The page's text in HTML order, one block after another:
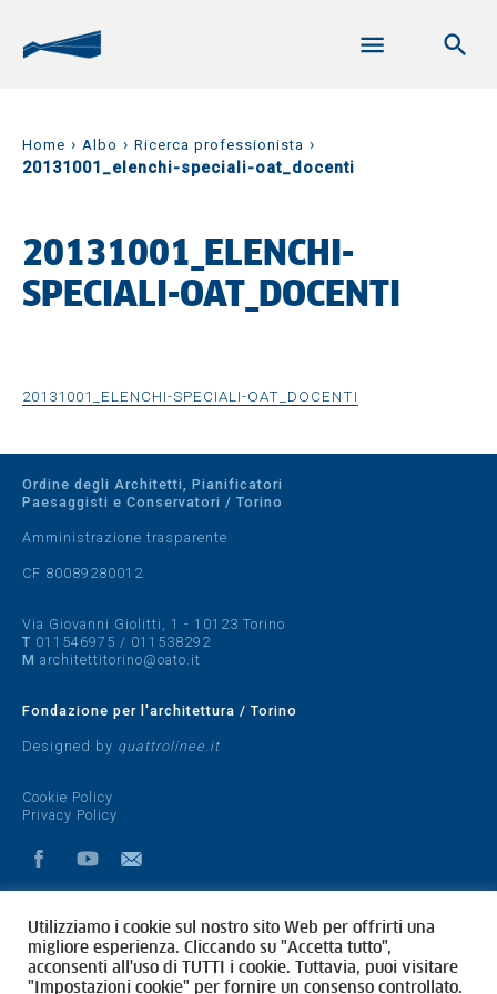
Home › Albo › Ricerca professionista ›
20131001_elenchi-speciali-oat_docenti
20131001_ELENCHI-
SPECIALI-OAT_DOCENTI
20131001_ELENCHI-SPECIALI-OAT_DOCENTI
Ordine degli Architetti, Pianificatori
Paesaggisti e Conservatori / Torino
Amministrazione trasparente
CF 80089280012
Via Giovanni Giolitti, 1 - 10123 Torino
T 011546975 / 011538292
M architettitorino@oato.it
Fondazione per l'architettura / Torino
Designed by quattrolinee.it
Cookie Policy
Privacy Policy
Utilizziamo i cookie sul nostro sito Web per offrirti una
migliore esperienza. Cliccando su "Accetta tutto",
acconsenti all'uso di TUTTI i cookie. Tuttavia, puoi visitare
"Impostazioni cookie" per fornire un consenso controllato.